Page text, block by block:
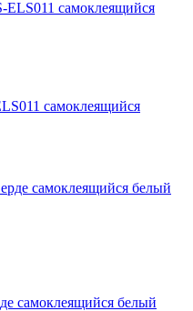
самоклеящийся
самоклеящийся белый